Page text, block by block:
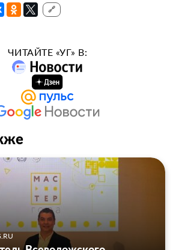
🔗
ЧИТАЙТЕ «УГ» В: